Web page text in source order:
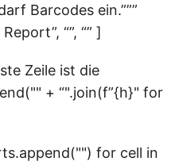
Barcodes ein.”””
Report”, “”, “” ]
Zeile ist die
" + “".join(f”{h}" for
") for cell in